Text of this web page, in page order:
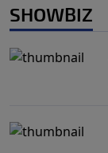
SHOWBIZ